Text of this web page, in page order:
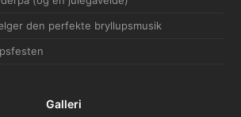
den perfekte bryllupsmusik
Galleri